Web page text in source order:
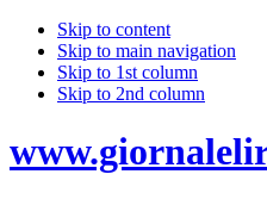
Skip to content
Skip to main navigation
Skip to 1st column
Skip to 2nd column